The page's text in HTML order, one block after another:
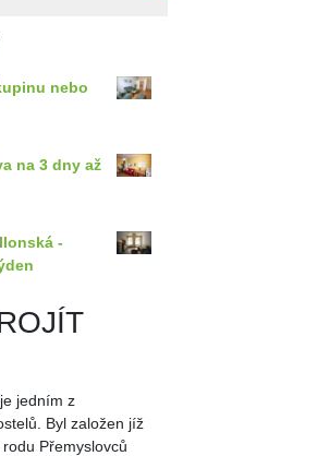
nebo
na 3 dny až
-
jedním z
Byl založen jíž
Přemyslovců